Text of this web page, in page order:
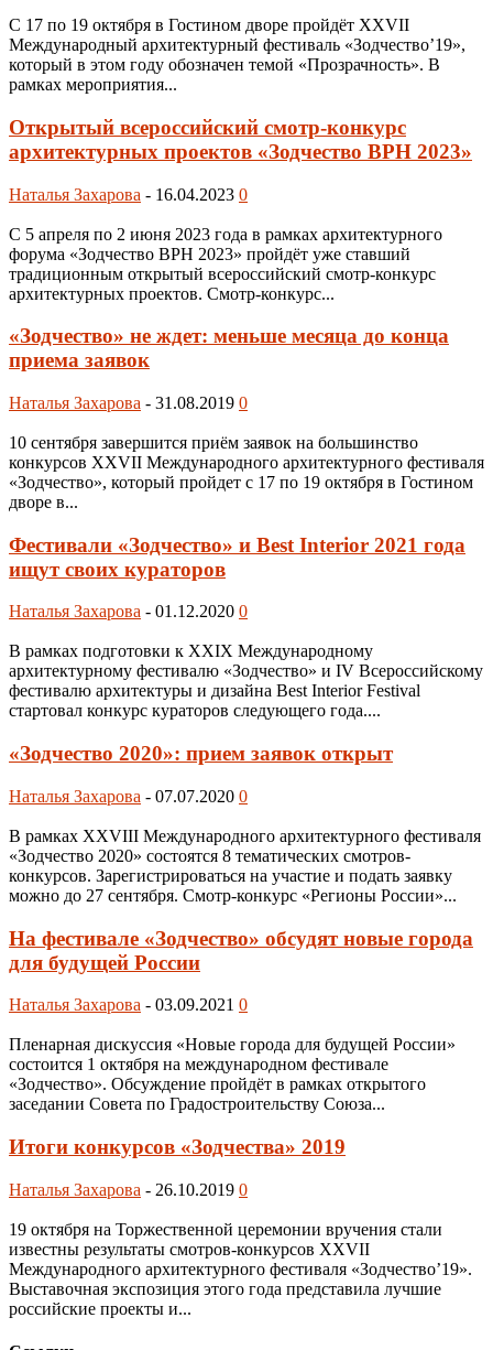
С 17 по 19 октября в Гостином дворе пройдёт XXVII
Международный архитектурный фестиваль «Зодчество’19»,
который в этом году обозначен темой «Прозрачность». В
рамках мероприятия...
Открытый всероссийский смотр-конкурс
архитектурных проектов «Зодчество ВРН 2023»
Наталья Захарова - 16.04.2023 0
С 5 апреля по 2 июня 2023 года в рамках архитектурного
форума «Зодчество ВРН 2023» пройдёт уже ставший
традиционным открытый всероссийский смотр-конкурс
архитектурных проектов. Смотр-конкурс...
«Зодчество» не ждет: меньше месяца до конца
приема заявок
Наталья Захарова - 31.08.2019 0
10 сентября завершится приём заявок на большинство
конкурсов XXVII Международного архитектурного фестиваля
«Зодчество», который пройдет с 17 по 19 октября в Гостином
дворе в...
Фестивали «Зодчество» и Best Interior 2021 года
ищут своих кураторов
Наталья Захарова - 01.12.2020 0
В рамках подготовки к XXIX Международному
архитектурному фестивалю «Зодчество» и IV Всероссийскому
фестивалю архитектуры и дизайна Best Interior Festival
стартовал конкурс кураторов следующего года....
«Зодчество 2020»: прием заявок открыт
Наталья Захарова - 07.07.2020 0
В рамках XXVIII Международного архитектурного фестиваля
«Зодчество 2020» состоятся 8 тематических смотров-
конкурсов. Зарегистрироваться на участие и подать заявку
можно до 27 сентября. Смотр-конкурс «Регионы России»...
На фестивале «Зодчество» обсудят новые города
для будущей России
Наталья Захарова - 03.09.2021 0
Пленарная дискуссия «Новые города для будущей России»
состоится 1 октября на международном фестивале
«Зодчество». Обсуждение пройдёт в рамках открытого
заседании Совета по Градостроительству Союза...
Итоги конкурсов «Зодчества» 2019
Наталья Захарова - 26.10.2019 0
19 октября на Торжественной церемонии вручения стали
известны результаты смотров-конкурсов XXVII
Международного архитектурного фестиваля «Зодчество’19».
Выставочная экспозиция этого года представила лучшие
российские проекты и...